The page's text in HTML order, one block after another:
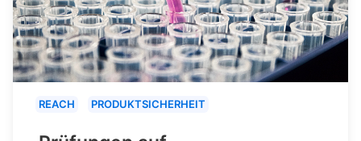
REACH PRODUKTSICHERHEIT